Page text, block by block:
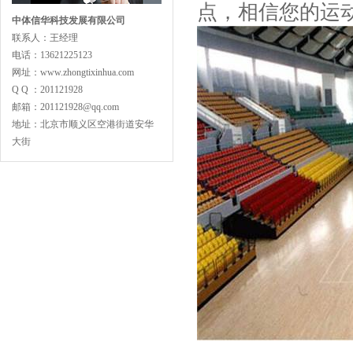
主副龙骨专业训练型
中体信华科技发展有限公司
联系人：王经理
电话：13621225123
网址：www.zhongtixinhua.com
Q Q ：201121928
邮箱：201121928@qq.com
地址：北京市顺义区空港街道安华
大街
点，相信您的运